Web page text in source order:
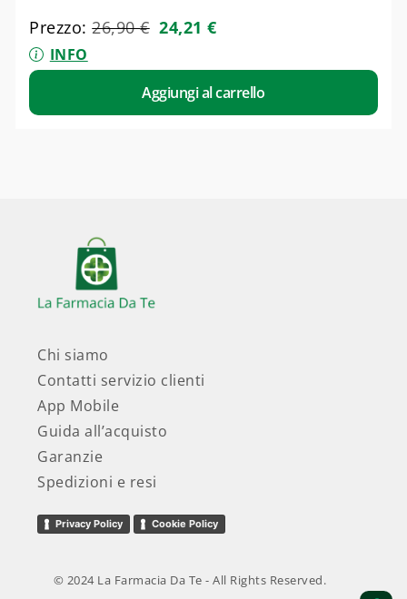
Prezzo:26,90€ 24,21€
INFO
Aggiungi al carrello
Chi siamo
Contatti servizio clienti
App Mobile
Guida all’acquisto
Garanzie
Spedizioni e resi
Privacy Policy Cookie Policy
© 2024 La Farmacia Da Te - All Rights Reserved.